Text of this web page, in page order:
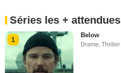
Séries les + attendues
1
Below
Drame ,Thriller